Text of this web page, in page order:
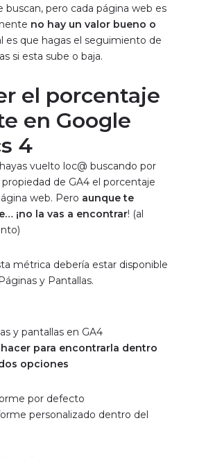
buscan, pero cada página web es
no hay un valor bueno o
es que hagas el seguimiento de
si esta sube o baja.
el porcentaje
en Google
4
vuelto loc@ buscando por
de GA4 el porcentaje
web. Pero aunque te
¡no la vas a encontrar! (al
métrica debería estar disponible
y Pantallas.
y pantallas en GA4
hacer para encontrarla dentro
opciones
por defecto
personalizado dentro del